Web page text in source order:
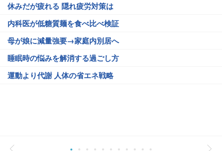
休みだが疲れる 隠れ疲労対策は
内科医が低糖質麺を食べ比べ検証
母が娘に減量強要→家庭内別居へ
睡眠時の悩みを解消する過ごし方
運動より代謝 人体の省エネ戦略